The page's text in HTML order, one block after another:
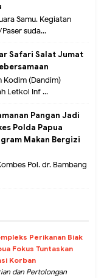
Samu. Kegiatan
suda...
Safari Salat Jumat
Kodim (Dandim)
Letkol Inf ...
Pangan Jadi
Polda Papua
Makan Bergizi
Pol. dr. Bambang
Perikanan Biak
Fokus Tuntaskan
Korban
dan Pertolongan